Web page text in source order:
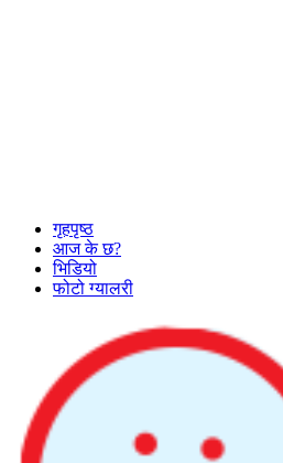
गृहपृष्ठ
आज के छ?
भिडियो
फोटो ग्यालरी